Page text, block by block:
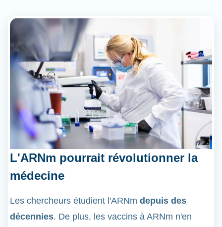
L'ARNm pourrait révolutionner la
médecine
Les chercheurs étudient l'ARNm depuis des
décennies. De plus, les vaccins à ARNm n'en